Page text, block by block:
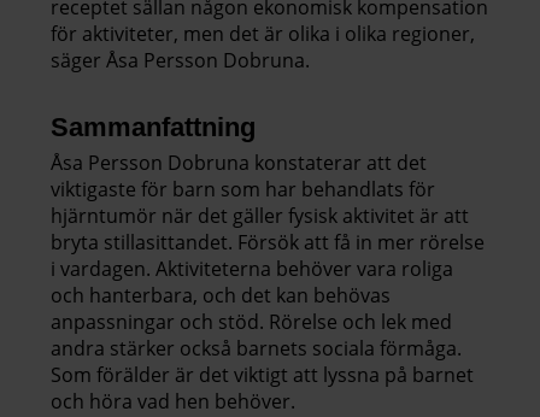
receptet sällan någon ekonomisk kompensation
för aktiviteter, men det är olika i olika regioner,
säger Åsa Persson Dobruna.
Sammanfattning
Åsa Persson Dobruna konstaterar att det
viktigaste för barn som har behandlats för
hjärntumör när det gäller fysisk aktivitet är att
bryta stillasittandet. Försök att få in mer rörelse
i vardagen. Aktiviteterna behöver vara roliga
och hanterbara, och det kan behövas
anpassningar och stöd. Rörelse och lek med
andra stärker också barnets sociala förmåga.
Som förälder är det viktigt att lyssna på barnet
och höra vad hen behöver.